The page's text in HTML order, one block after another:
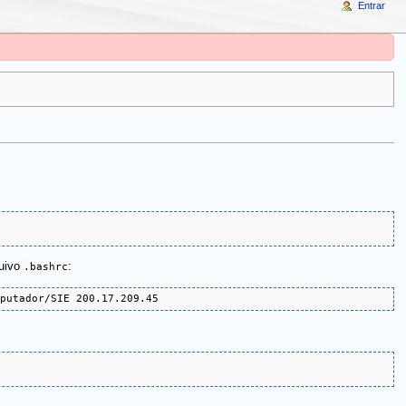
.bashrc:
SIE 200.17.209.45
Entrar